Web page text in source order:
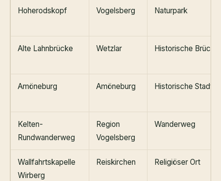
Hoherodskopf Vogelsberg Naturpark
Alte Lahnbrücke Wetzlar Historische Brücke
Amöneburg Amöneburg Historische Stadt
Kelten-
Rundwanderweg
Region
Vogelsberg
Wanderweg
Wallfahrtskapelle
Wirberg
Reiskirchen Religiöser Ort